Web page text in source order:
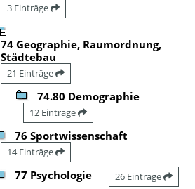
3 Einträge
74 Geographie, Raumordnung,
Städtebau
21 Einträge
74.80 Demographie
12 Einträge
76 Sportwissenschaft
14 Einträge
77 Psychologie 26 Einträge